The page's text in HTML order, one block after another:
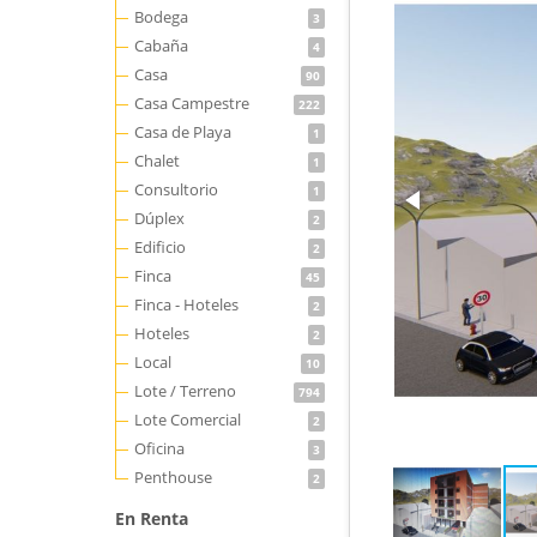
Bodega 3
Cabaña 4
Casa 90
Casa Campestre 222
Casa de Playa 1
Chalet 1
Consultorio 1
Dúplex 2
Edificio 2
Finca 45
Finca - Hoteles 2
Hoteles 2
Local 10
Lote / Terreno 794
Lote Comercial 2
Oficina 3
Penthouse 2
En Renta